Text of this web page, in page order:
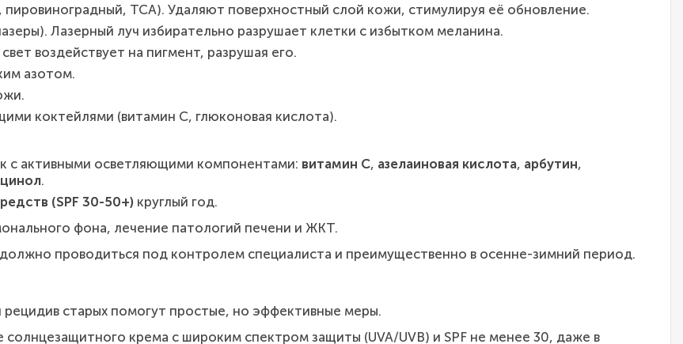
пировиноградный, TCA). Удаляют поверхностный слой кожи, стимулируя её обновление.
Лазерный луч избирательно разрушает клетки с избытком меланина.
воздействует на пигмент, разрушая его.
азотом.
коктейлями (витамин С, глюконовая кислота).
с активными осветляющими компонентами: витамин С, азелаиновая кислота, арбутин,
.
(SPF 30-50+) круглый год.
фона, лечение патологий печени и ЖКТ.
проводиться под контролем специалиста и преимущественно в осенне-зимний период.
старых помогут простые, но эффективные меры.
солнцезащитного крема с широким спектром защиты (UVA/UVB) и SPF не менее 30, даже в